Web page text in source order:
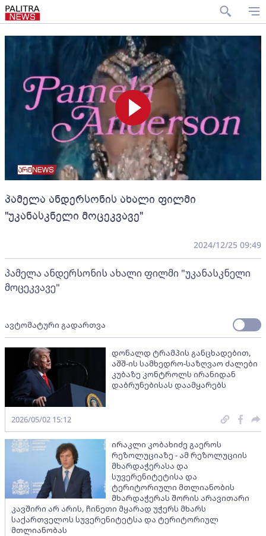
პამელა ანდერსონის ახალი ფილმი
"უკანასკნელი მოცეკვავე"
2024/12/25 09:49
პამელა ანდერსონის ახალი ფილმი "უკანასკნელი
მოცეკვავე"
ავტომატური გადართვა
დონალდ ტრამპის განცხადებით,
აშშ-ის სამხედრო-საზღვაო ძალები
კუბაზე კონტროლს ირანიდან
დაბრუნებისას დაამყარებს
2026/05/02 15:12
ირაკლი კობახიძე გაეროს
რეზოლუციაზე - ამ რეზოლუციის
მხარდაჭერასა და
სუვერენიტეტისა და
ტერიტორიული მთლიანობის
მხარდაჭერას შორის არავითარი
კავშირი არ არის, ჩინეთი მყარად უჭერს მხარს
საქართველოს სუვერენიტეტსა და ტერიტორიულ
მთლიანობას